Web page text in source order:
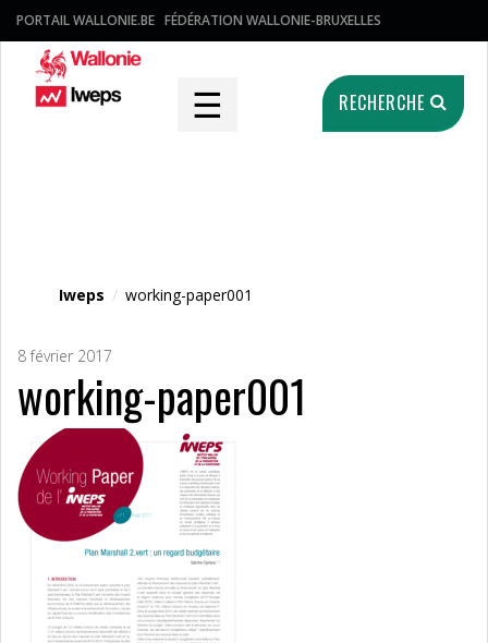
PORTAIL WALLONIE.BE FÉDÉRATION WALLONIE-BRUXELLES
☰ RECHERCHE
Iweps / working-paper001
8 février 2017
working-paper001